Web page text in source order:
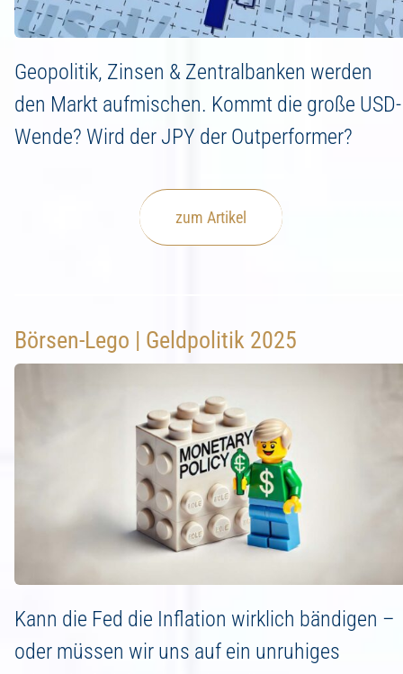
Geopolitik, Zinsen & Zentralbanken werden
den Markt aufmischen. Kommt die große USD-
Wende? Wird der JPY der Outperformer?
zum Artikel
Börsen-Lego | Geldpolitik 2025
Kann die Fed die Inflation wirklich bändigen –
oder müssen wir uns auf ein unruhiges